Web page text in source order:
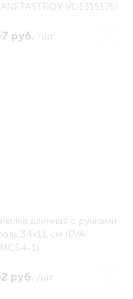
VD1315175)
руб. /шт
длинная с ручками
34х11 см (EVA
1)
руб. /шт